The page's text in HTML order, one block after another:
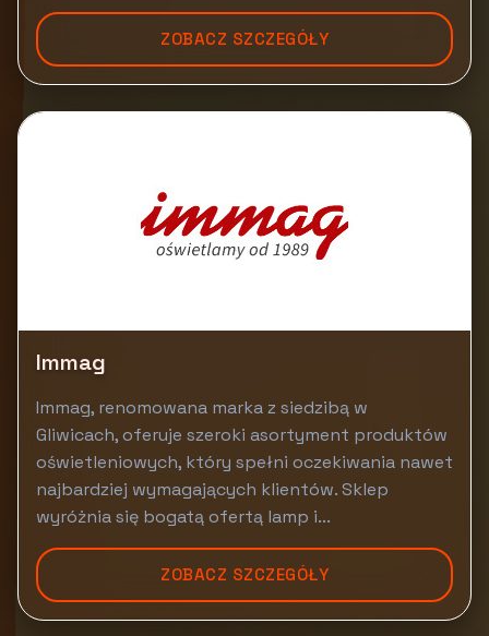
ZOBACZ SZCZEGÓŁY
Immag
Immag, renomowana marka z siedzibą w
Gliwicach, oferuje szeroki asortyment produktów
oświetleniowych, który spełni oczekiwania nawet
najbardziej wymagających klientów. Sklep
wyróżnia się bogatą ofertą lamp i...
ZOBACZ SZCZEGÓŁY